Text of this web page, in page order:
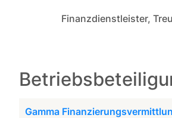
Finanzdienstleister,
Gamma